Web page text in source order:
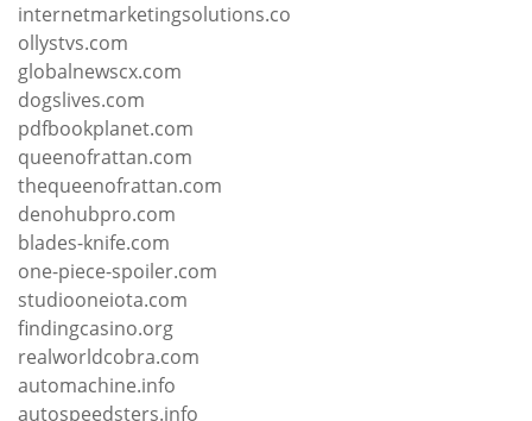
internetmarketingsolutions.co
ollystvs.com
globalnewscx.com
dogslives.com
pdfbookplanet.com
queenofrattan.com
thequeenofrattan.com
denohubpro.com
blades-knife.com
one-piece-spoiler.com
studiooneiota.com
findingcasino.org
realworldcobra.com
automachine.info
autospeedsters.info